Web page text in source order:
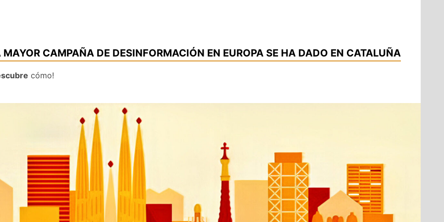
MAYOR CAMPAÑA DE DESINFORMACIÓN EN EUROPA SE HA DADO EN CATALUÑA
cómo!